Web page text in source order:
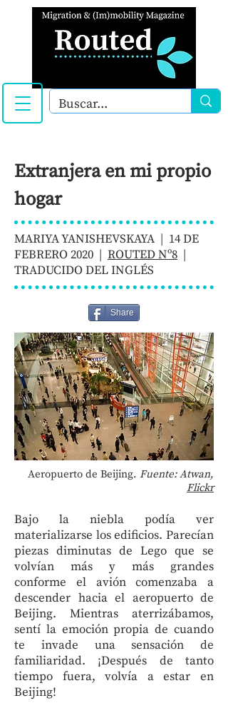
Extranjera en mi propio
hogar
MARIYA YANISHEVSKAYA | 14 DE
FEBRERO 2020 | ROUTED Nº8 |
TRADUCIDO DEL INGLÉS
Share
Aeropuerto de Beijing. Fuente: Atwan,
Flickr
Bajo la niebla podía ver
materializarse los edificios. Parecían
piezas diminutas de Lego que se
volvían más y más grandes
conforme el avión comenzaba a
descender hacia el aeropuerto de
Beijing. Mientras aterrizábamos,
sentí la emoción propia de cuando
te invade una sensación de
familiaridad. ¡Después de tanto
tiempo fuera, volvía a estar en
Beijing!